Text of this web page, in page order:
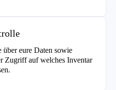
eure Daten sowie
Zugriff auf welches Inventar